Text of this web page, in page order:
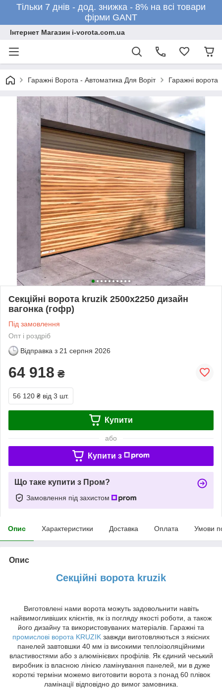
Тільки 7 днів - дод. знижка - 8% на всі товари
фірми GANT
Інтернет Магазин i-vorota.com.ua
Гаражні Ворота - Автоматика Для Воріт Гаражні ворота
Секційні ворота kruzik 2500x2250 дизайн
вагонка (гофр)
Під замовлення
Опт і роздріб
Відправка з 21 серпня 2026
64 918 ₴
56 120 ₴ від 3 шт.
Купити
або
Купити з
Що таке купити з Пром?
Замовлення під захистом
Опис Характеристики Доставка Оплата Умови
Опис
Секційні ворота kruzik
Виготовлені нами ворота можуть задовольнити навіть
найвимогливіших клієнтів, як із погляду якості роботи, а також
його дизайну та використовуваних матеріалів. Гаражні та
промислові ворота KRUZIK завжди виготовляються з якісних
панелей завтовшки 40 мм із високими теплоізоляційними
властивостями або з алюмінієвих профілів. Як єдиний чеський
виробник із власною лінією ламінування панелей, ми в дуже
короткі терміни можемо виготовити ворота з понад 60 плівок
ламінації відповідно до вимог замовника.